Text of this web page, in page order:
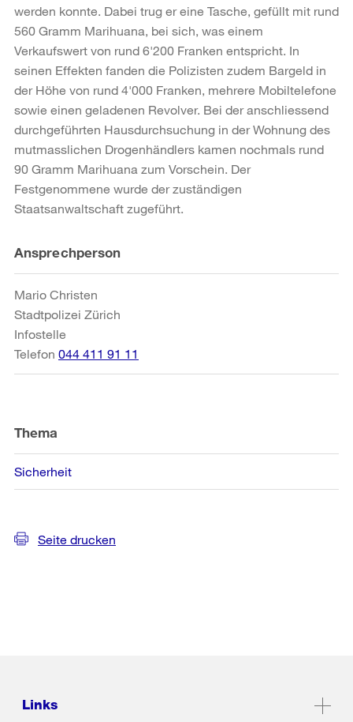
werden konnte. Dabei trug er eine Tasche, gefüllt mit rund
560 Gramm Marihuana, bei sich, was einem
Verkaufswert von rund 6'200 Franken entspricht. In
seinen Effekten fanden die Polizisten zudem Bargeld in
der Höhe von rund 4'000 Franken, mehrere Mobiltelefone
sowie einen geladenen Revolver. Bei der anschliessend
durchgeführten Hausdurchsuchung in der Wohnung des
mutmasslichen Drogenhändlers kamen nochmals rund
90 Gramm Marihuana zum Vorschein. Der
Festgenommene wurde der zuständigen
Staatsanwaltschaft zugeführt.
Weitere
Informationen
Ansprechperson
Mario Christen
Stadtpolizei Zürich
Infostelle
Telefon 044 411 91 11
Thema
Sicherheit
Seite drucken
Links